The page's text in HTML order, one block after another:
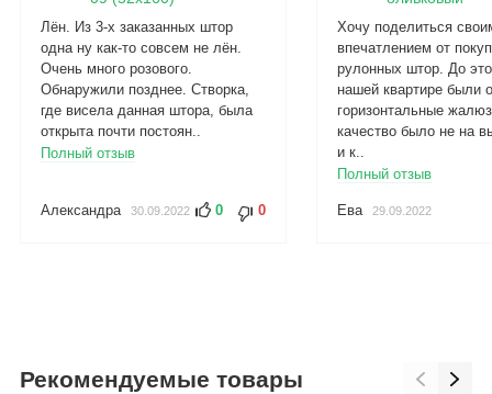
Лён. Из 3-х заказанных штор
одна ну как-то совсем не лён.
Очень много розового.
Обнаружили позднее. Створка,
где висела данная штора, была
открыта почти постоян..
Полный отзыв
Александра 30.09.2022 0 0
Хочу поделиться
впечатлением от
рулонных штор. До
нашей квартире были
горизонтальные
качество было не на
и к..
Полный отзыв
Ева 29.09.2022
Рекомендуемые товары